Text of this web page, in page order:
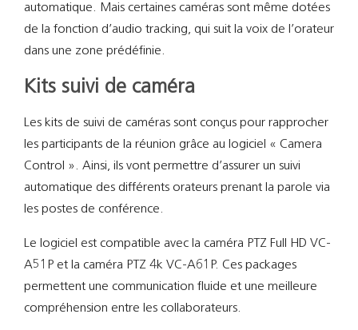
automatique. Mais certaines caméras sont même dotées
de la fonction d’audio tracking, qui suit la voix de l’orateur
dans une zone prédéfinie.
Kits suivi de caméra
Les kits de suivi de caméras sont conçus pour rapprocher
les participants de la réunion grâce au logiciel « Camera
Control ». Ainsi, ils vont permettre d’assurer un suivi
automatique des différents orateurs prenant la parole via
les postes de conférence.
Le logiciel est compatible avec la caméra PTZ Full HD VC-
A51P et la caméra PTZ 4k VC-A61P. Ces packages
permettent une communication fluide et une meilleure
compréhension entre les collaborateurs.